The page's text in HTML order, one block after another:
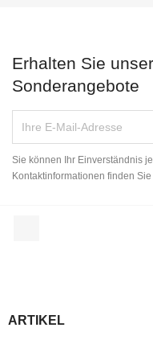
Erhalten Sie
Sonderangebote
Sie können Ihr Einverständnis
Kontaktinformationen finden
ARTIKEL